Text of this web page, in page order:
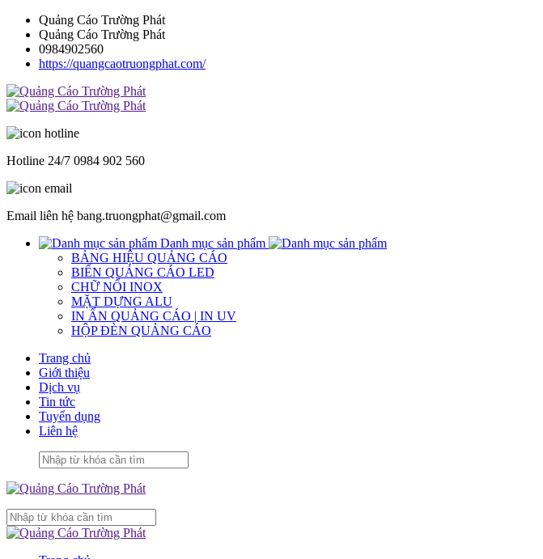
Quảng Cáo Trường Phát
Quảng Cáo Trường Phát
0984902560
https://quangcaotruongphat.com/
Hotline 24/7 0984 902 560
Email liên hệ bang.truongphat@gmail.com
Danh mục sản phẩm
BẢNG HIỆU QUẢNG CÁO
BIỂN QUẢNG CÁO LED
CHỮ NỔI INOX
MẶT DỰNG ALU
IN ẤN QUẢNG CÁO | IN UV
HỘP ĐÈN QUẢNG CÁO
Trang chủ
Giới thiệu
Dịch vụ
Tin tức
Tuyển dụng
Liên hệ